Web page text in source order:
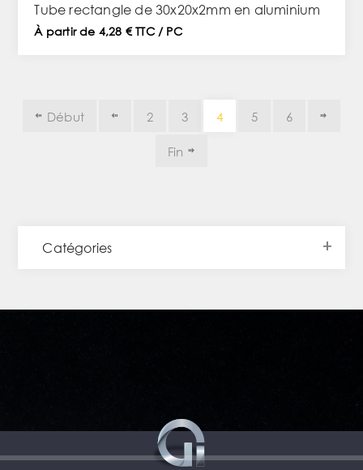
Tube rectangle de 30x20x2mm en aluminium
À partir de 4,28 € TTC / PC
Début 2 3 4 5 6
Fin
Catégories